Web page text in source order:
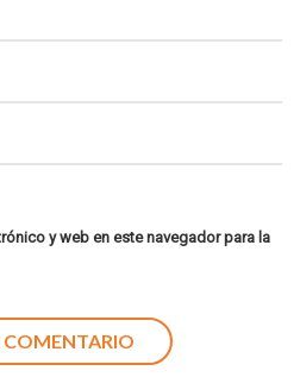
y web en este navegador para la